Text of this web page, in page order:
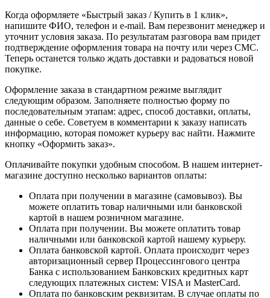
Когда оформляете «Быстрый заказ / Купить в 1 клик»,
напишите ФИО, телефон и e-mail. Вам перезвонит менеджер и
уточнит условия заказа. По результатам разговора вам придет
подтверждение оформления товара на почту или через СМС.
Теперь останется только ждать доставки и радоваться новой
покупке.
Оформление заказа в стандартном режиме выглядит
следующим образом. Заполняете полностью форму по
последовательным этапам: адрес, способ доставки, оплаты,
данные о себе. Советуем в комментарии к заказу написать
информацию, которая поможет курьеру вас найти. Нажмите
кнопку «Оформить заказ».
Оплачивайте покупки удобным способом. В нашем интернет-
магазине доступно несколько вариантов оплаты:
Оплата при получении в магазине (самовывоз). Вы
можете оплатить товар наличными или банковской
картой в нашем розничном магазине.
Оплата при получении. Вы можете оплатить товар
наличными или банковской картой нашему курьеру.
Оплата банковской картой. Оплата происходит через
авторизационный сервер Процессингового центра
Банка с использованием Банковских кредитных карт
следующих платежных систем: VISA и MasterCard.
Оплата по банковским реквизитам. В случае оплаты по